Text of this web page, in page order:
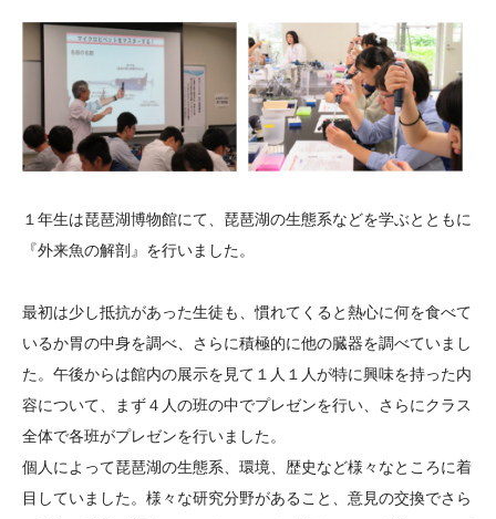
１年生は琵琶湖博物館にて、琵琶湖の生態系などを学ぶとともに
『外来魚の解剖』を行いました。
最初は少し抵抗があった生徒も、慣れてくると熱心に何を食べて
いるか胃の中身を調べ、さらに積極的に他の臓器を調べていまし
た。午後からは館内の展示を見て１人１人が特に興味を持った内
容について、まず４人の班の中でプレゼンを行い、さらにクラス
全体で各班がプレゼンを行いました。
個人によって琵琶湖の生態系、環境、歴史など様々なところに着
目していました。様々な研究分野があること、意見の交換でさら